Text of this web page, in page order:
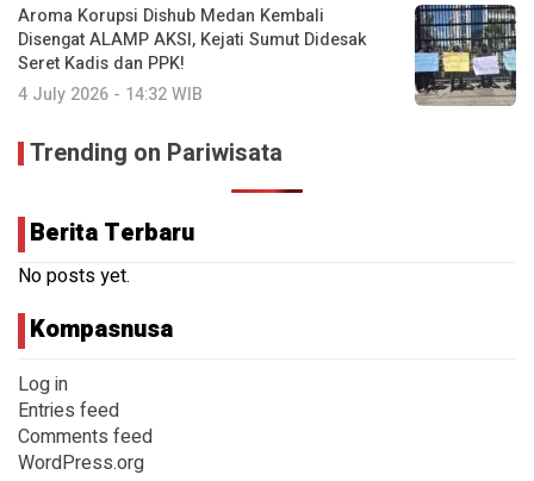
Aroma Korupsi Dishub Medan Kembali
Disengat ALAMP AKSI, Kejati Sumut Didesak
Seret Kadis dan PPK!
4 July 2026 - 14:32 WIB
Trending on Pariwisata
Berita Terbaru
No posts yet.
Kompasnusa
Log in
Entries feed
Comments feed
WordPress.org